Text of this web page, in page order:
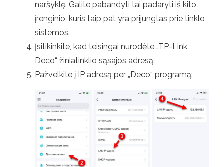
naršyklę. Galite pabandyti tai padaryti iš kito
įrenginio, kuris taip pat yra prijungtas prie tinklo
sistemos.
Įsitikinkite, kad teisingai nurodėte „TP-Link
Deco“ žiniatinklio sąsajos adresą.
Pažvelkite į IP adresą per „Deco“ programą: